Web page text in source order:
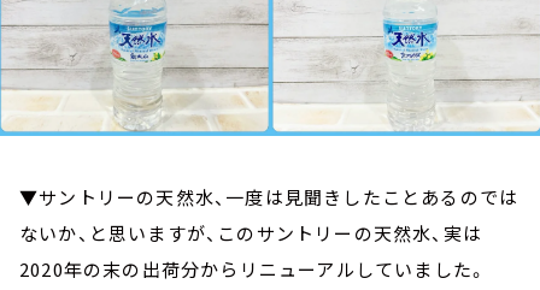
▼サントリーの天然水、一度は見聞きしたことあるのでは
ないか、と思いますが、このサントリーの天然水、実は
2020年の末の出荷分からリニューアルしていました。